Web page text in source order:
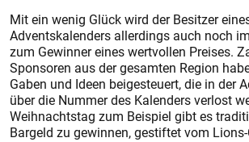
Mit ein wenig Glück wird der Besitzer
Adventskalenders allerdings auch noch
zum Gewinner eines wertvollen Preises.
Sponsoren aus der gesamten Region
Gaben und Ideen beigesteuert, die in der
über die Nummer des Kalenders verlost
Weihnachtstag zum Beispiel gibt es
Bargeld zu gewinnen, gestiftet vom